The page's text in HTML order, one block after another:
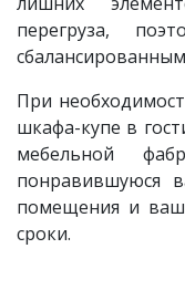
перегруза,
При
шкафа-купе в
мебельной
понравившуюся
помещения и
сроки.